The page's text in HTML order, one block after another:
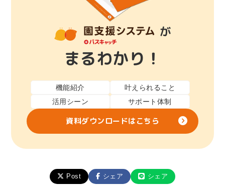
が
まるわかり！
機能紹介
叶えられること
活用シーン
サポート体制
資料ダウンロードはこちら
Post シェア シェア